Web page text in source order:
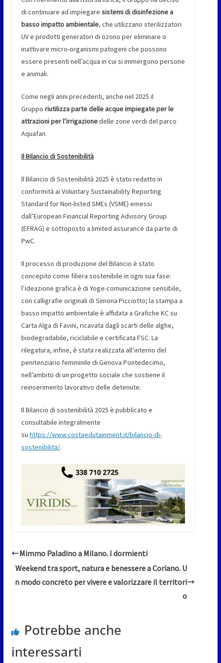
di continuare ad impiegare sistemi di disinfezione a
basso impatto ambientale, che utilizzano sterilizzatori
UV e prodotti generatori di ozono per eliminare o
inattivare micro-organismi patogeni che possono
essere presenti nell’acqua in cui si immergono persone
e animali.
Come negli anni precedenti, anche nel 2025 il
Gruppo riutilizza parte delle acque impiegate per le
attrazioni per l’irrigazionedelle zone verdi del parco
Aquafan.
Il Bilancio di Sostenibilità
Il Bilancio di Sostenibilità 2025 è stato redatto in
conformità ai Voluntary Sustainability Reporting
Standard for Non-listed SMEs (VSME) emessi
dall’European Financial Reporting Advisory Group
(EFRAG) e sottoposto a limited assurance da parte di
PwC.
Il processo di produzione del Bilancio è stato
concepito come filiera sostenibile in ogni sua fase:
l’ideazione grafica è di Yoge-comunicazione sensibile,
con calligrafie originali di Simona Picciotto; la stampa a
basso impatto ambientale è affidata a Grafiche KC su
Carta Alga di Favini, ricavata dagli scarti delle alghe,
biodegradabile, riciclabile e certificata FSC. La
rilegatura, infine, è stata realizzata all’interno del
penitenziario femminile di Genova Pontedecimo,
nell’ambito di un progetto sociale che sostiene il
reinserimento lavorativo delle detenute.
Il Bilancio di sostenibilità 2025 è pubblicato e
consultabile integralmente
su https://www.costaedutainment.it/bilancio-di-
sostenibilita/.
Mimmo Paladino a Milano. I dormienti
Weekend tra sport, natura e benessere a Coriano. U
n modo concreto per vivere e valorizzare il territori
o
Potrebbe anche
interessarti